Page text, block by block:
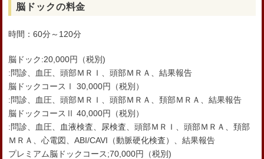
脳ドックの料金
時間：60分～120分
脳ドック:20,000円（税別)
:問診、血圧、頭部ＭＲＩ、頭部ＭＲＡ、結果報告
脳ドックコースⅠ 30,000円（税別）
:問診、血圧、頭部ＭＲＩ、頭部ＭＲＡ、頚部ＭＲＡ、結果報告
脳ドックコースⅡ 40,000円（税別）
:問診、血圧、血液検査、尿検査、頭部ＭＲＩ、頭部ＭＲＡ、頚部
ＭＲＡ、心電図、ABI/CAVI（動脈硬化検査）、結果報告
プレミアム脳ドックコース;70,000円（税別)